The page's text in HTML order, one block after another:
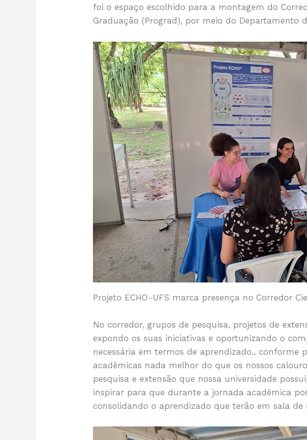
foi o espaço escolhido para a montagem do
Graduação (Prograd), por meio do Departamento
Projeto ECHO-UFS marca presença no Corredor
No corredor, grupos de pesquisa, projetos de
expondo os suas iniciativas e oportunizando o
necessária em termos de aprendizado., conforme
acadêmicas nada melhor do que os nossos
pesquisa e extensão que nossa universidade
inspirar para que durante a jornada acadêmica
consolidando o aprendizado que terão em sala de